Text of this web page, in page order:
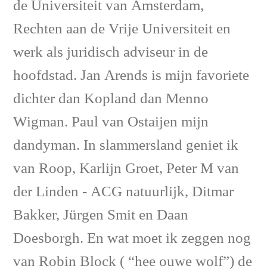
de Universiteit van Amsterdam,
Rechten aan de Vrije Universiteit en
werk als juridisch adviseur in de
hoofdstad. Jan Arends is mijn favoriete
dichter dan Kopland dan Menno
Wigman. Paul van Ostaijen mijn
dandyman. In slammersland geniet ik
van Roop, Karlijn Groet, Peter M van
der Linden - ACG natuurlijk, Ditmar
Bakker, Jürgen Smit en Daan
Doesborgh. En wat moet ik zeggen nog
van Robin Block ( “hee ouwe wolf”) de